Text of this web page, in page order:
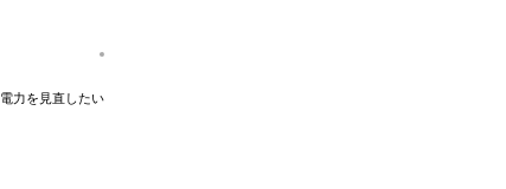
電力を見直したい